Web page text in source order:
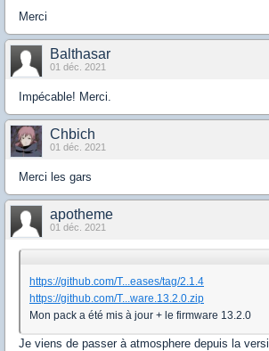
Merci
Balthasar
01 déc. 2021
Impécable! Merci.
Chbich
01 déc. 2021
Merci les gars
apotheme
01 déc. 2021
https://github.com/T...eases/tag/2.1.4
https://github.com/T...ware.13.2.0.zip
Mon pack a été mis à jour + le firmware 13.2.0
Je viens de passer à atmosphere depuis la